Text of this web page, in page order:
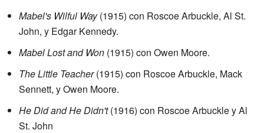
Mabel's Wilful Way(1915) con Roscoe Arbuckle, Al St.
John, y Edgar Kennedy.
Mabel Lost and Won (1915) con Owen Moore.
The Little Teacher(1915) con Roscoe Arbuckle, Mack
Sennett, y Owen Moore.
He Did and He Didn't(1916) con Roscoe Arbuckle y Al
St. John